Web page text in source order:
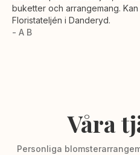
buketter och arrangemang.
Floristateljén i Danderyd.
- A B
Våra
Personliga